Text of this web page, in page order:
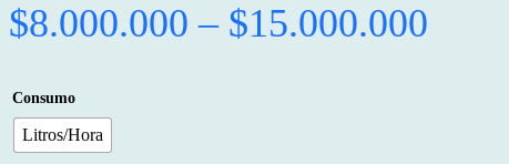
$8.000.000 – $15.000.000
Consumo
Litros/Hora